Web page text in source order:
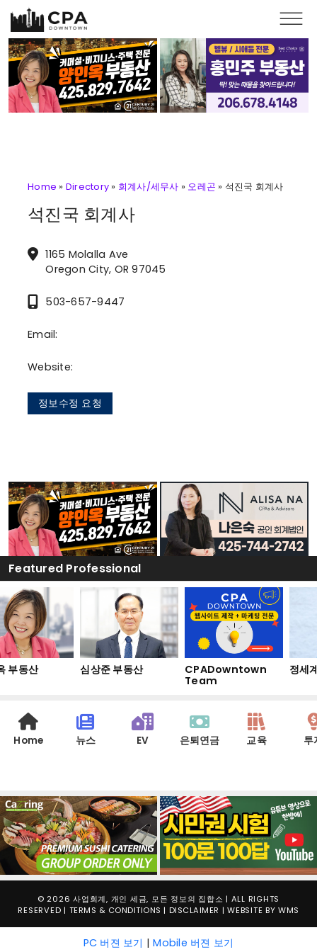
Skip to main content
Home » Directory » 회계사/세무사 » 오레곤 » 석진국 회계사
석진국 회계사
1165 Molalla Ave
Oregon City, OR 97045
503-657-9447
Email:
Website:
정보수정 요청
Featured Professional
부동산 심상준 부동산
CPADowntown
Team
정세
Home 뉴스 EV 은퇴연금 교육 투
© 2026 사업회계, 개인 세금, 모든 정보의 집합소 | ALL RIGHTS
RESERVED | TERMS & CONDITIONS | DISCLAIMER | WEBSITE BYWMS
PC 버젼 보기 |Mobile 버젼 보기